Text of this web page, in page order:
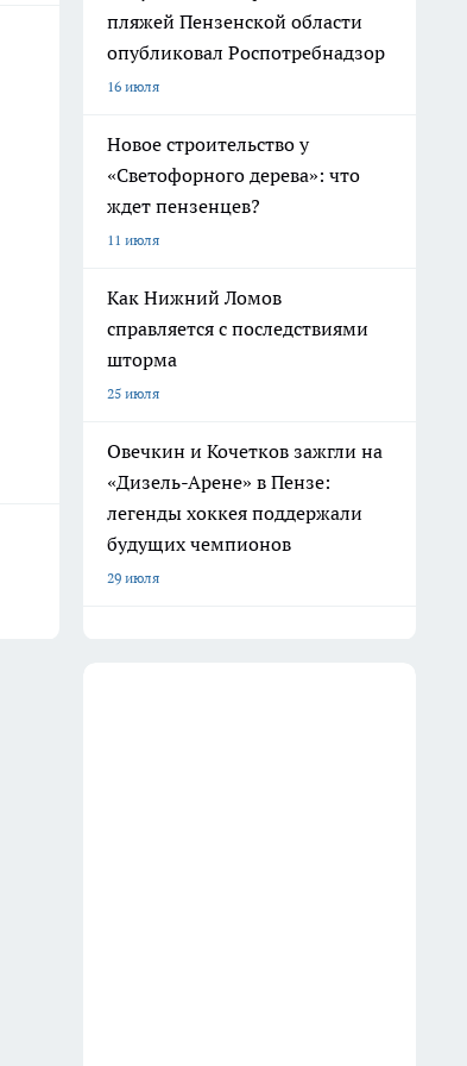
пляжей Пензенской области
опубликовал Роспотребнадзор
16 июля
Новое строительство у
«Светофорного дерева»: что
ждет пензенцев?
11 июля
Как Нижний Ломов
справляется с последствиями
шторма
25 июля
Овечкин и Кочетков зажгли на
«Дизель-Арене» в Пензе:
легенды хоккея поддержали
будущих чемпионов
29 июля